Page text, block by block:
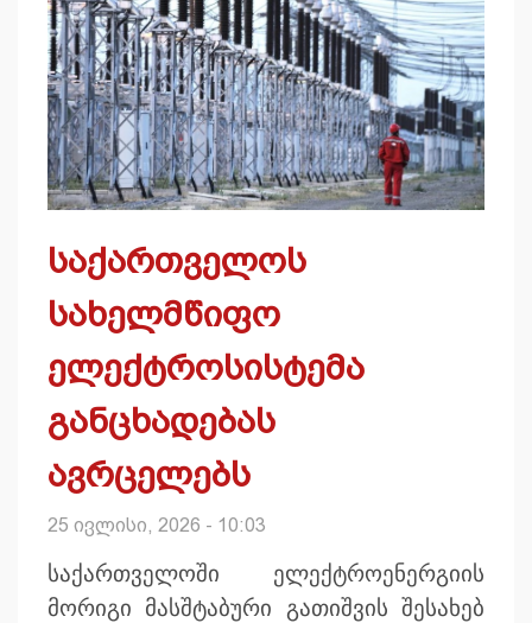
საქართველოს
სახელმწიფო
ელექტროსისტემა
განცხადებას
ავრცელებს
25 ივლისი, 2026 - 10:03
საქართველოში ელექტროენერგიის
მორიგი მასშტაბური გათიშვის შესახებ